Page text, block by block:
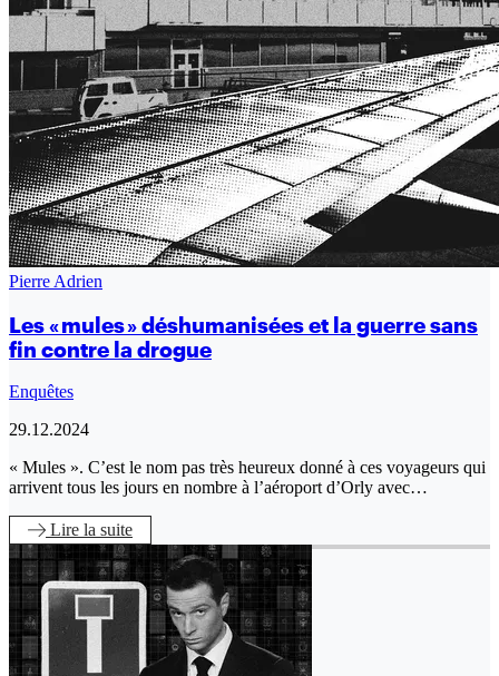
Pierre Adrien
Les « mules » déshumanisées et la guerre sans
fin contre la drogue
Enquêtes
29.12.2024
« Mules ». C’est le nom pas très heureux donné à ces voyageurs qui
arrivent tous les jours en nombre à l’aéroport d’Orly avec…
Lire la suite